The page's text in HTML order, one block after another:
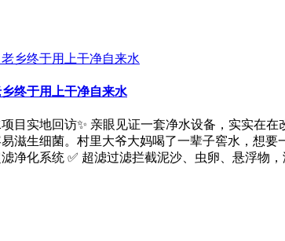
终于用上干净自来水
目实地回访✨ 亲眼见证一套净水设备，实实在
滋生细菌。村里大爷大妈喝了一辈子窖水，想
净化系统 ✅ 超滤过滤拦截泥沙、虫卵、悬浮物